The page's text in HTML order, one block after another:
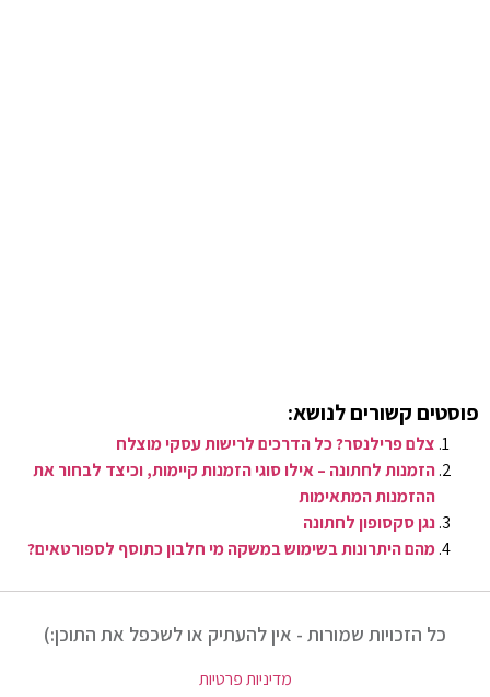
פוסטים קשורים לנושא:
צלם פרילנסר? כל הדרכים לרישות עסקי מוצלח
הזמנות לחתונה – אילו סוגי הזמנות קיימות, וכיצד לבחור את
ההזמנות המתאימות
נגן סקסופון לחתונה
מהם היתרונות בשימוש במשקה מי חלבון כתוסף לספורטאים?
כל הזכויות שמורות - אין להעתיק או לשכפל את התוכן:)
מדיניות פרטיות